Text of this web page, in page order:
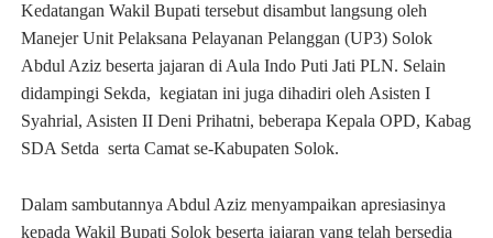
Kedatangan Wakil Bupati tersebut disambut langsung oleh
Manejer Unit Pelaksana Pelayanan Pelanggan (UP3) Solok
Abdul Aziz beserta jajaran di Aula Indo Puti Jati PLN. Selain
didampingi Sekda, kegiatan ini juga dihadiri oleh Asisten I
Syahrial, Asisten II Deni Prihatni, beberapa Kepala OPD, Kabag
SDA Setda serta Camat se-Kabupaten Solok.
Dalam sambutannya Abdul Aziz menyampaikan apresiasinya
kepada Wakil Bupati Solok beserta jajaran yang telah bersedia